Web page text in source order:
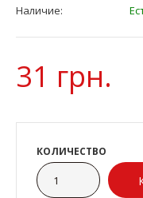
Наличие:
31 грн.
КОЛИЧЕСТВО